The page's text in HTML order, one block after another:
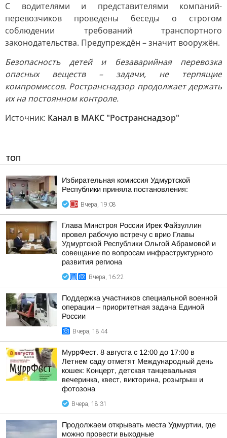
С водителями и представителями компаний-
перевозчиков проведены беседы о строгом
соблюдении требований транспортного
законодательства. Предупреждён – значит вооружён.
Безопасность детей и безаварийная перевозка
опасных веществ – задачи, не терпящие
компромиссов. Ространснадзор продолжает держать
их на постоянном контроле.
Источник: Канал в МАКС "Ространснадзор"
ТОП
Избирательная комиссия Удмуртской
Республики приняла постановления:
Вчера, 19:08
Глава Минстроя России Ирек Файзуллин
провел рабочую встречу с врио Главы
Удмуртской Республики Ольгой Абрамовой и
совещание по вопросам инфраструктурного
развития региона
Вчера, 16:22
Поддержка участников специальной военной
операции – приоритетная задача Единой
России
Вчера, 18:44
МуррФест. 8 августа с 12:00 до 17:00 в
Летнем саду отметят Международный день
кошек: Концерт, детская танцевальная
вечеринка, квест, викторина, розыгрыш и
фотозона
Вчера, 18:31
Продолжаем открывать места Удмуртии, где
можно провести выходные